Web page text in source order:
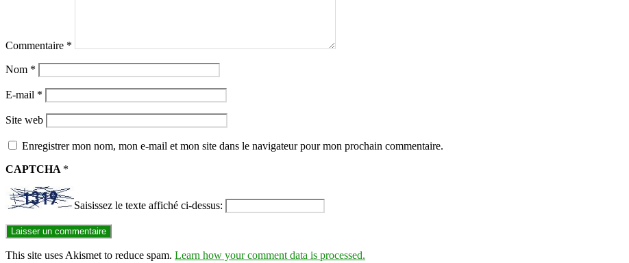
Commentaire *
Nom *
E-mail *
Site web
Enregistrer mon nom, mon e-mail et mon site dans le navigateur pour mon prochain commentaire.
CAPTCHA *
Saisissez le texte affiché ci-dessus:
This site uses Akismet to reduce spam. Learn how your comment data is processed.